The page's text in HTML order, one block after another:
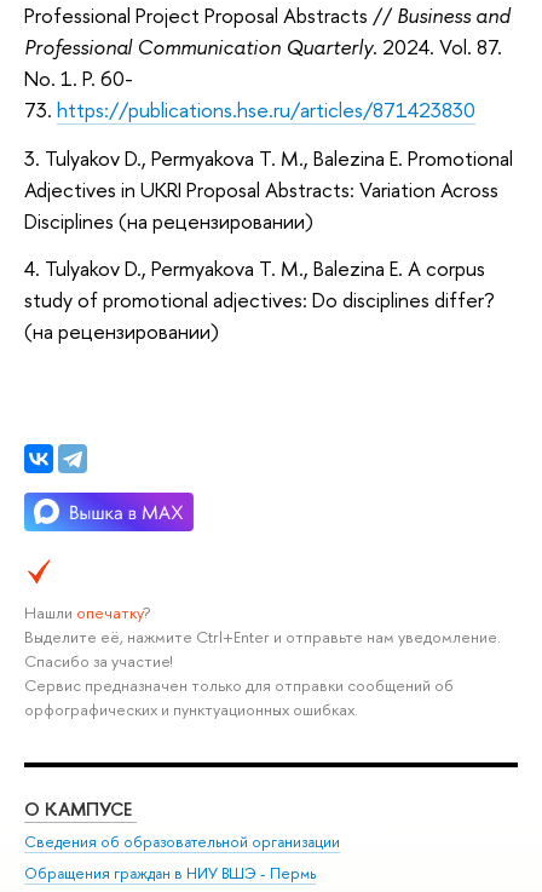
Professional Project Proposal Abstracts //Business and
Professional Communication Quarterly. 2024. Vol. 87.
No. 1. P. 60-
73. https://publications.hse.ru/articles/871423830
3. Tulyakov D., Permyakova T. M., Balezina E. Promotional
Adjectives in UKRI Proposal Abstracts: Variation Across
Disciplines (на рецензировании)
4. Tulyakov D., Permyakova T. M., Balezina E. A corpus
study of promotional adjectives: Do disciplines differ?
(на рецензировании)
Нашли опечатку?
Выделите её, нажмите Ctrl+Enter и отправьте нам уведомление.
Спасибо за участие!
Сервис предназначен только для отправки сообщений об
орфографических и пунктуационных ошибках.
О КАМПУСЕ
Сведения об образовательной организации
Обращения граждан в НИУ ВШЭ - Пермь